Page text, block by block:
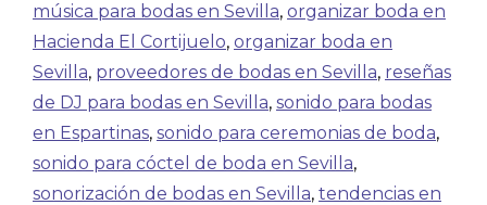
música para bodas en Sevilla, organizar boda en
Hacienda El Cortijuelo, organizar boda en
Sevilla, proveedores de bodas en Sevilla, reseñas
de DJ para bodas en Sevilla, sonido para bodas
en Espartinas, sonido para ceremonias de boda,
sonido para cóctel de boda en Sevilla,
sonorización de bodas en Sevilla, tendencias en